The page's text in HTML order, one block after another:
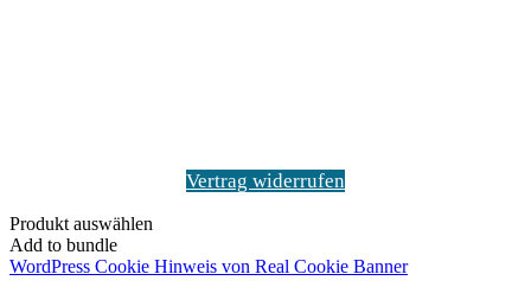
Vertrag widerrufen
Produkt auswählen
Add to bundle
WordPress Cookie Hinweis von Real Cookie Banner